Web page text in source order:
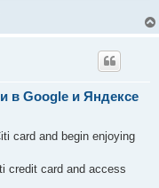
в Google и Яндексе
card and begin enjoying
credit card and access